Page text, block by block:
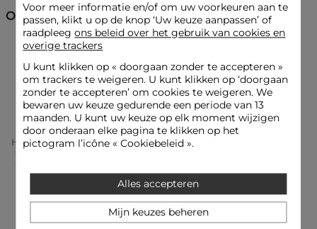
Ontdek ook
Overige accessoires
Poncho's
Home Accessoires Vrouw
Overige Accessoires Vrouw
Voor meer informatie en/of om uw voorkeuren aan te
passen, klikt u op de knop ‘Uw keuze aanpassen’ of
raadpleegons beleid over het gebruik van cookies en
overige trackers
U kunt klikken op « doorgaan zonder te accepteren»
om trackers te weigeren. U kunt klikken op ‘doorgaan
zonder te accepteren’ om cookies te weigeren. We
bewaren uw keuze gedurende een periode van 13
maanden. U kunt uw keuze op elk moment wijzigen
door onderaan elke pagina te klikken op het
pictogram l’icône « Cookiebeleid ».
Alles accepteren
Mijn keuzes beheren